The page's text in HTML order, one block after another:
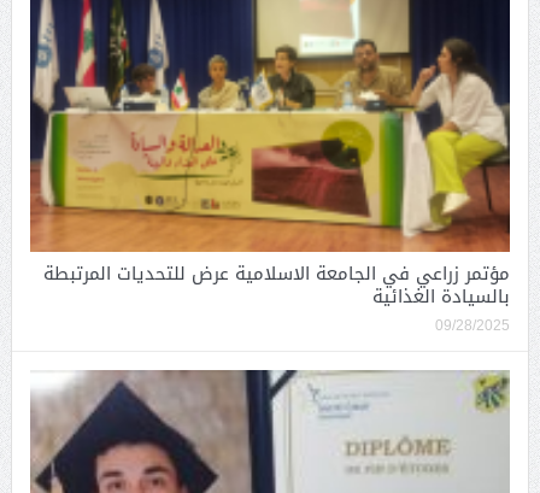
مؤتمر زراعي في الجامعة الاسلامية عرض للتحديات المرتبطة
بالسيادة الغذائية
09/28/2025